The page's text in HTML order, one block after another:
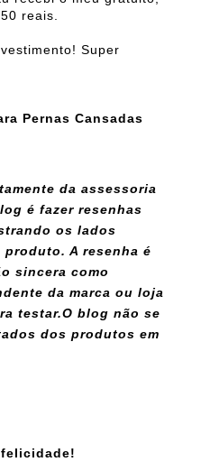
reais.
Super
Pernas Cansadas
da assessoria
é fazer resenhas
os lados
A resenha é
sincera como
da marca ou loja
testar.O blog não se
dos produtos em